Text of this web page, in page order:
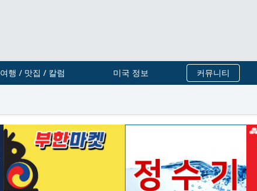
여행 / 맛집 / 칼럼 미국 정보 커뮤니티